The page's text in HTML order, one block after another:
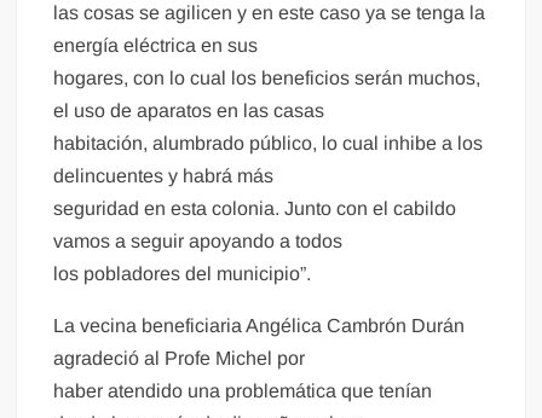
las cosas se agilicen y en este caso ya se tenga la
energía eléctrica en sus
hogares, con lo cual los beneficios serán muchos,
el uso de aparatos en las casas
habitación, alumbrado público, lo cual inhibe a los
delincuentes y habrá más
seguridad en esta colonia. Junto con el cabildo
vamos a seguir apoyando a todos
los pobladores del municipio”.
La vecina beneficiaria Angélica Cambrón Durán
agradeció al Profe Michel por
haber atendido una problemática que tenían